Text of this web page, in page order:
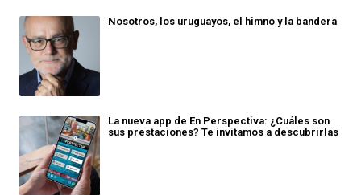
Nosotros, los uruguayos, el himno y la bandera
La nueva app de En Perspectiva: ¿Cuáles son
sus prestaciones? Te invitamos a descubrirlas